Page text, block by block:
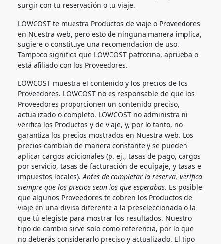
surgir con tu reservación o tu viaje.
LOWCOST te muestra Productos de viaje o Proveedores
en Nuestra web, pero esto de ninguna manera implica,
sugiere o constituye una recomendación de uso.
Tampoco significa que LOWCOST patrocina, aprueba o
está afiliado con los Proveedores.
LOWCOST muestra el contenido y los precios de los
Proveedores. LOWCOST no es responsable de que los
Proveedores proporcionen un contenido preciso,
actualizado o completo. LOWCOST no administra ni
verifica los Productos y de viaje, y, por lo tanto, no
garantiza los precios mostrados en Nuestra web. Los
precios cambian de manera constante y se pueden
aplicar cargos adicionales (p. ej., tasas de pago, cargos
por servicio, tasas de facturación de equipaje, y tasas e
impuestos locales). Antes de completar la reserva, verifica
siempre que los precios sean los que esperabas. Es posible
que algunos Proveedores te cobren los Productos de
viaje en una divisa diferente a la preseleccionada o la
que tú elegiste para mostrar los resultados. Nuestro
tipo de cambio sirve solo como referencia, por lo que
no deberás considerarlo preciso y actualizado. El tipo